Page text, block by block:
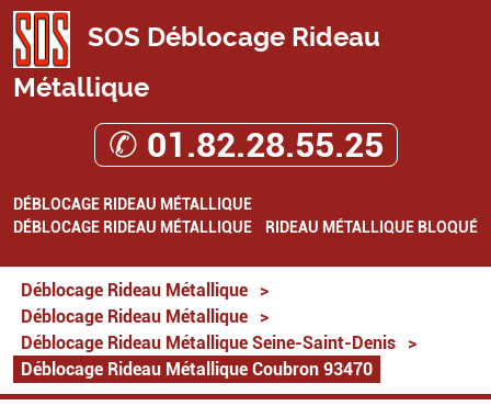
SOS Déblocage Rideau
Métallique
✆ 01.82.28.55.25
DÉBLOCAGE RIDEAU MÉTALLIQUE
DÉBLOCAGE RIDEAU MÉTALLIQUE
RIDEAU MÉTALLIQUE BLOQUÉ
Déblocage Rideau Métallique
>
Déblocage Rideau Métallique
>
Déblocage Rideau Métallique Seine-Saint-Denis
>
Déblocage Rideau Métallique Coubron 93470